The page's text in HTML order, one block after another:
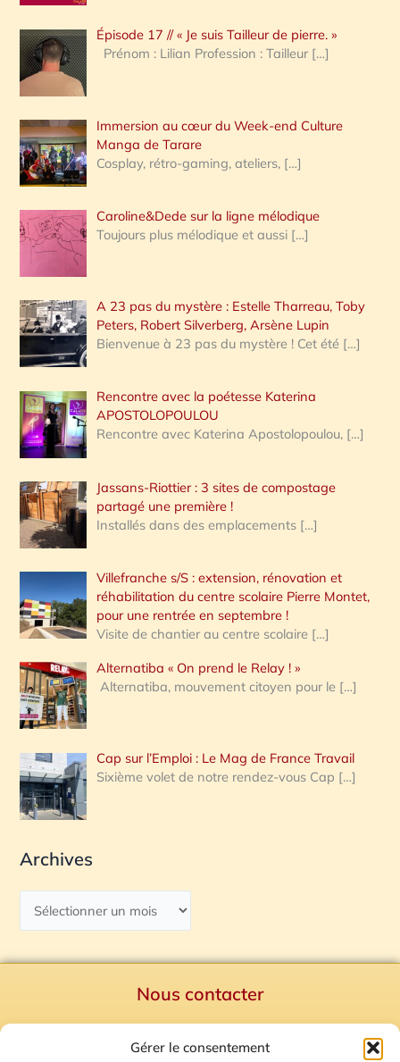
Gérer le consentement
c
h
e
:
Épisode 17 // « Je suis Tailleur de pierre. »
Prénom : Lilian Profession : Tailleur […]
Immersion au cœur du Week-end Culture
Manga de Tarare
Cosplay, rétro-gaming, ateliers, […]
Caroline&Dede sur la ligne mélodique
Toujours plus mélodique et aussi […]
A 23 pas du mystère : Estelle Tharreau, Toby
Peters, Robert Silverberg, Arsène Lupin
Bienvenue à 23 pas du mystère ! Cet été […]
Rencontre avec la poétesse Katerina
APOSTOLOPOULOU
Rencontre avec Katerina Apostolopoulou, […]
Jassans-Riottier : 3 sites de compostage
partagé une première !
Installés dans des emplacements […]
Villefranche s/S : extension, rénovation et
réhabilitation du centre scolaire Pierre Montet,
pour une rentrée en septembre !
Visite de chantier au centre scolaire […]
Alternatiba « On prend le Relay ! »
Alternatiba, mouvement citoyen pour le […]
Cap sur l’Emploi : Le Mag de France Travail
Sixième volet de notre rendez-vous Cap […]
Archives
Nous contacter